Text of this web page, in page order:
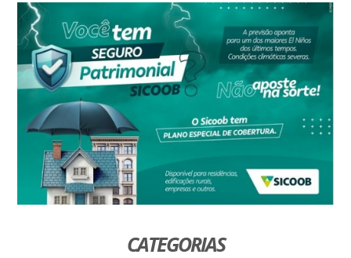
CATEGORIAS